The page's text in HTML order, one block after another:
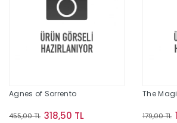
Agnes of Sorrento
455,00 TL 318,50 TL
The
179,00 TL